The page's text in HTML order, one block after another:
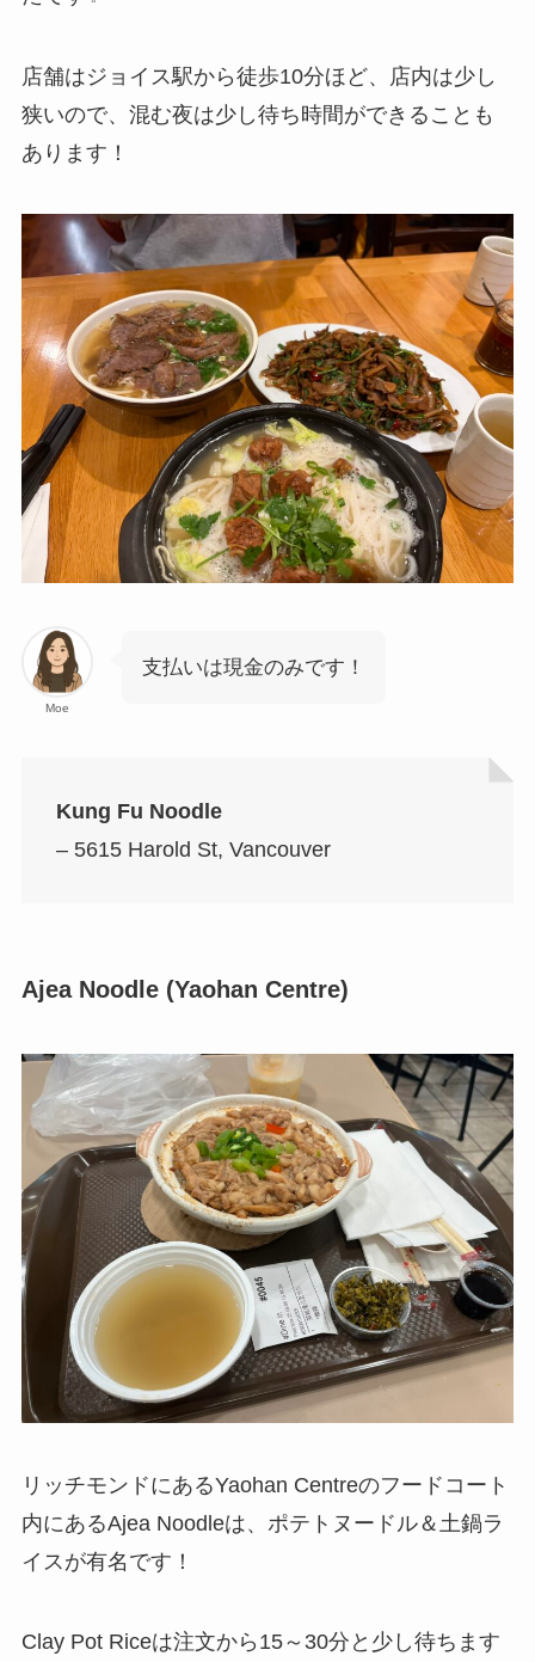
店舗はジョイス駅から徒歩10分ほど、店内は少し
狭いので、混む夜は少し待ち時間ができることも
あります！
Moe
支払いは現金のみです！
Kung Fu Noodle
– 5615 Harold St, Vancouver
Ajea Noodle (Yaohan Centre)
リッチモンドにあるYaohan Centreのフードコート
内にあるAjea Noodleは、ポテトヌードル＆土鍋ラ
イスが有名です！
Clay Pot Riceは注文から15～30分と少し待ちます